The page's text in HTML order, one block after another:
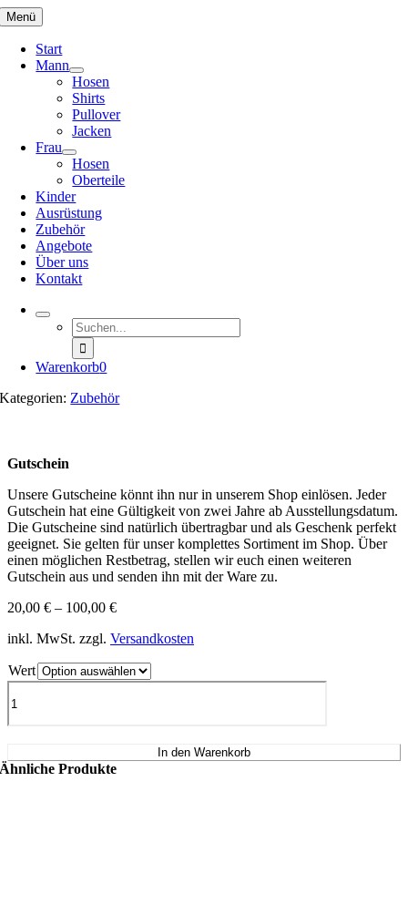
Zum
Inhalt
springen
Menü
Start
Mann
Hosen
Shirts
Pullover
Jacken
Frau
Hosen
Oberteile
Kinder
Ausrüstung
Zubehör
Angebote
Über uns
Kontakt
Suche
nach:
Warenkorb0
Kategorien: Zubehör
Gutschein
Unsere Gutscheine könnt ihn nur in unserem Shop einlösen. Jeder
Gutschein hat eine Gültigkeit von zwei Jahre ab Ausstellungsdatum.
Die Gutscheine sind natürlich übertragbar und als Geschenk perfekt
geeignet. Sie gelten für unser komplettes Sortiment im Shop. Über
einen möglichen Restbetrag, stellen wir euch einen weiteren
Gutschein aus und senden ihn mit der Ware zu.
20,00 € – 100,00 €
inkl. MwSt. zzgl. Versandkosten
Wert
Gutschein
Menge
In den Warenkorb
Ähnliche Produkte